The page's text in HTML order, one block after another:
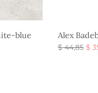
blue Alex
$44,85 $